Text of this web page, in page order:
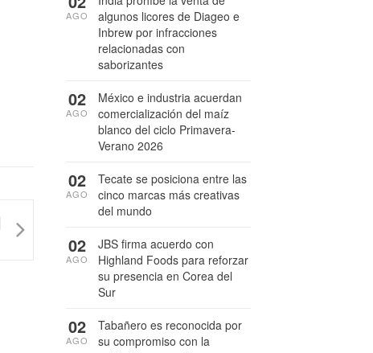
algunos licores de Diageo e
Inbrew por infracciones
relacionadas con
saborizantes
AGO
México e industria acuerdan
comercialización del maíz
blanco del ciclo Primavera-
Verano 2026
02
AGO
Tecate se posiciona entre las
cinco marcas más creativas
del mundo
02
AGO
JBS firma acuerdo con
Highland Foods para reforzar
su presencia en Corea del
Sur
02
AGO
Tabañero es reconocida por
su compromiso con la
02
AGO